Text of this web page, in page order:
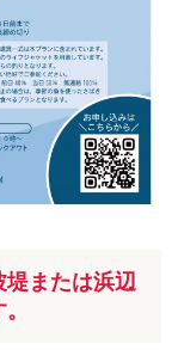
堤または浜辺